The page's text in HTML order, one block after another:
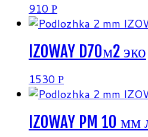
910 Р
IZOWAY D70м2 эко
1530 Р
IZOWAY PM 10 мм